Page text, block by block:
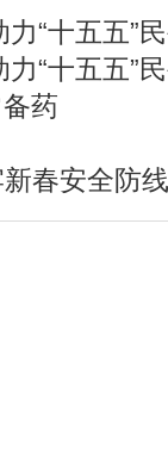
“十五五”
“十五五”
药
新春安全防线